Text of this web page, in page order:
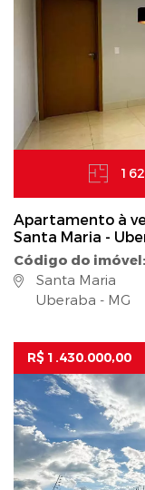
Apartamento à
Santa Maria -
Código do imóvel:
Santa Maria
Uberaba - MG
R$ 1.430.000,00